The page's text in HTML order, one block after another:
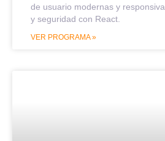
de usuario modernas y
y seguridad con React.
VER PROGRAMA »